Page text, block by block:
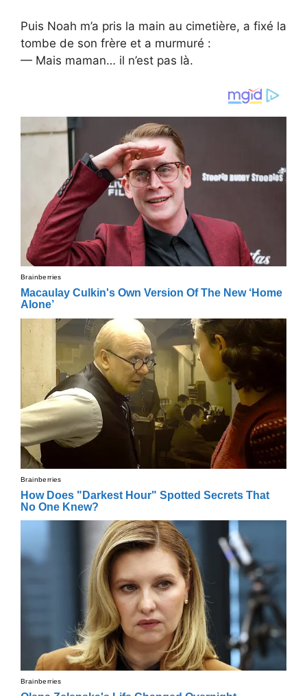
Puis Noah m’a pris la main au cimetière, a fixé la
tombe de son frère et a murmuré :
— Mais maman… il n’est pas là.